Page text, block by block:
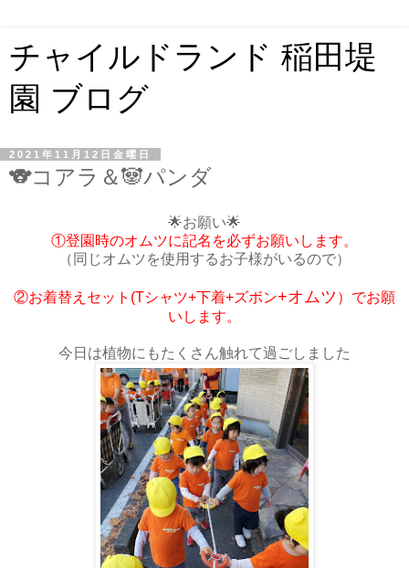
チャイルドランド 稲田堤
園 ブログ
2021年11月12日金曜日
🐨コアラ＆🐼パンダ
🌟お願い🌟
①登園時のオムツに記名を必ずお願いします。
（同じオムツを使用するお子様がいるので）
②お着替えセット(Tシャツ+下着+ズボン+オムツ ）でお願
いします。
今日は植物にもたくさん触れて過ごしました